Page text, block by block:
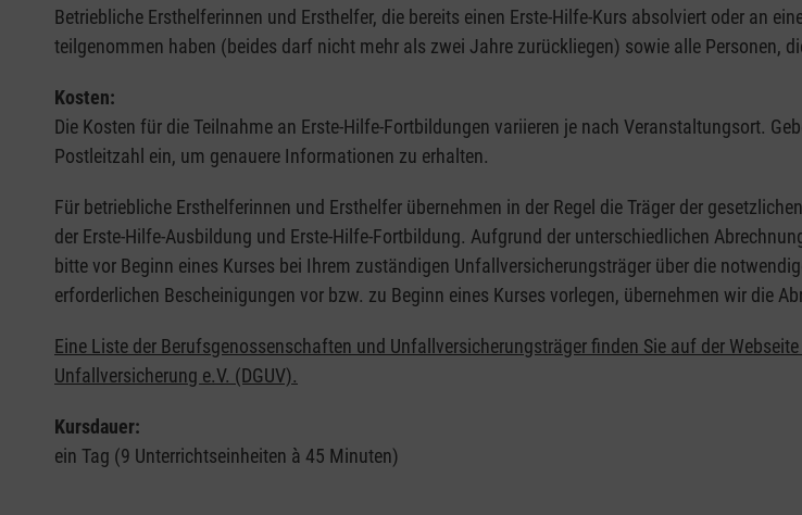
Betriebliche Ersthelferinnen und Ersthelfer, die bereits einen Erste-Hilfe-Kurs absolviert oder an
teilgenommen haben (beides darf nicht mehr als zwei Jahre zurückliegen) sowie alle Personen,
Kosten:
Die Kosten für die Teilnahme an Erste-Hilfe-Fortbildungen variieren je nach Veranstaltungsort.
Postleitzahl ein, um genauere Informationen zu erhalten.
Für betriebliche Ersthelferinnen und Ersthelfer übernehmen in der Regel die Träger der
der Erste-Hilfe-Ausbildung und Erste-Hilfe-Fortbildung. Aufgrund der unterschiedlichen
bitte vor Beginn eines Kurses bei Ihrem zuständigen Unfallversicherungsträger über die
erforderlichen Bescheinigungen vor bzw. zu Beginn eines Kurses vorlegen, übernehmen wir die
Eine Liste der Berufsgenossenschaften und Unfallversicherungsträger finden Sie auf der
Unfallversicherung e.V. (DGUV).
Kursdauer:
ein Tag (9 Unterrichtseinheiten à 45 Minuten)